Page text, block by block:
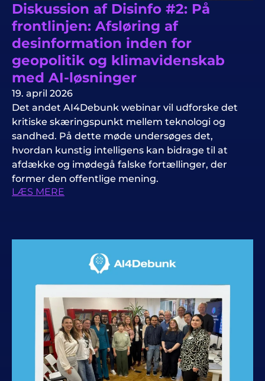
Diskussion af Disinfo #2: På
frontlinjen: Afsløring af
desinformation inden for
geopolitik og klimavidenskab
med AI-løsninger
19. april 2026
Det andet AI4Debunk webinar vil udforske det
kritiske skæringspunkt mellem teknologi og
sandhed. På dette møde undersøges det,
hvordan kunstig intelligens kan bidrage til at
afdække og imødegå falske fortællinger, der
former den offentlige mening.
LÆS MERE